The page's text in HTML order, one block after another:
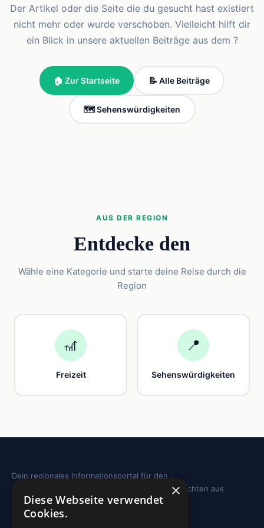
Der Artikel oder die Seite die du gesucht hast existiert
nicht mehr oder wurde verschoben. Vielleicht hilft dir
ein Blick in unsere aktuellen Beiträge aus dem ?
🏠 Zur Startseite 📝 Alle Beiträge
🗺️ Sehenswürdigkeiten
AUS DER REGION
Entdecke den
Wähle eine Kategorie und starte deine Reise durch die
Region
🎢
Freizeit
📍
Sehenswürdigkeiten
Dein regionales Informationsportal für den .
Sehenswürdigkeiten, Ausflugstipps und Geschichten aus
deiner Region.
×
Diese Webseite verwendet
Cookies.